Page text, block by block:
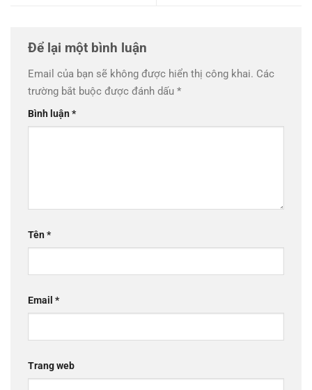
Để lại một bình luận
Email của bạn sẽ không được hiển thị công khai. Các
trường bắt buộc được đánh dấu *
Bình luận*
Tên*
Email *
Trang web